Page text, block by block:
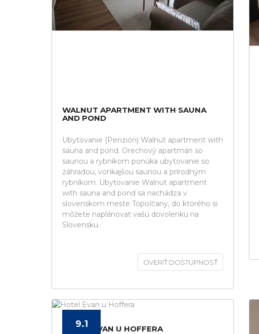
WALNUT APARTMENT WITH SAUNA
AND POND
Ubytovanie (Penzión) Walnut apartment with
sauna and pond. Orechový apartmán so
saunou a rybníkom ponúka ubytovanie so
záhradou, vonkajšou saunou a prírodným
rybníkom. Ubytovanie Walnut apartment
with sauna and pond sa nachádza v
slovenskom meste Topoľčany, do ktorého si
môžete naplánovať vašú dovolenku na
Slovensku.
OVERIŤ DOSTUPNOSŤ
9.1
HOTEL EVAN U HOFFERA